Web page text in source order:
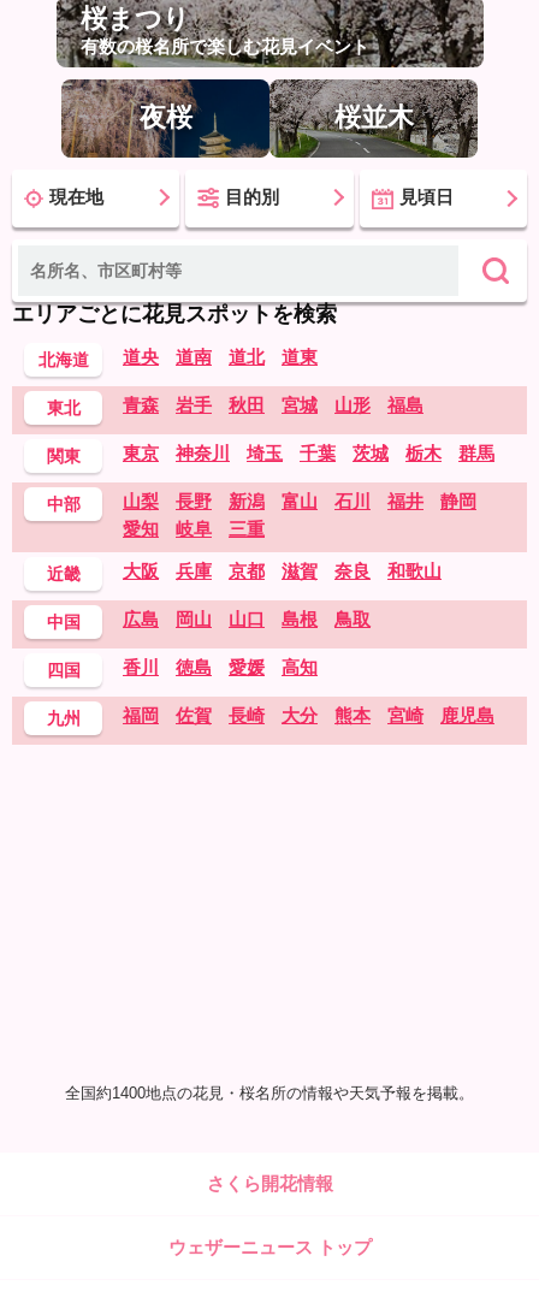
桜まつり
有数の桜名所で楽しむ花見イベント
夜桜 桜並木
現在地 目的別 見頃日
エリアごとに花見スポットを検索
北海道 道央 道南 道北 道東
東北 青森 岩手 秋田 宮城 山形 福島
関東 東京 神奈川 埼玉 千葉 茨城 栃木 群馬
中部 山梨 長野 新潟 富山 石川 福井
静岡
愛知
岐阜 三重
近畿 大阪 兵庫 京都 滋賀 奈良 和歌山
中国 広島 岡山 山口 島根 鳥取
四国 香川 徳島 愛媛 高知
九州 福岡 佐賀 長崎 大分 熊本 宮崎 鹿児島
全国約1400地点の花見・桜名所の情報や天気予報を掲載。
さくら開花情報
ウェザーニュース トップ